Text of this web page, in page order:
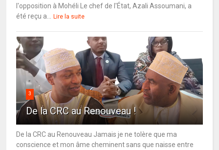
l'opposition à Mohéli Le chef de l'État, Azali Assoumani, a
été reçu a...
Lire la suite
3
De la CRC au Renouveau !
De la CRC au Renouveau Jamais je ne tolère que ma
conscience et mon âme cheminent sans que naisse entre